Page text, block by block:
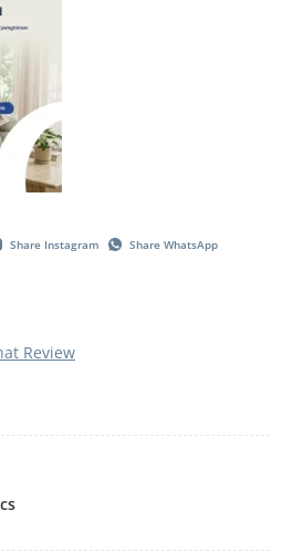
Share Instagram Share WhatsApp
Review